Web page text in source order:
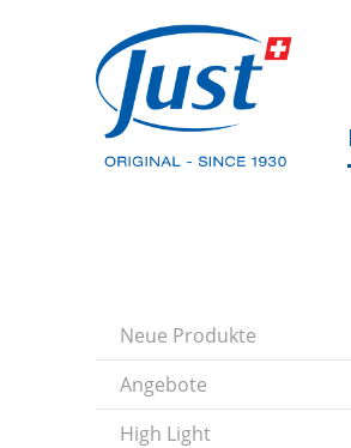
Neue Produkte
Angebote
High Light